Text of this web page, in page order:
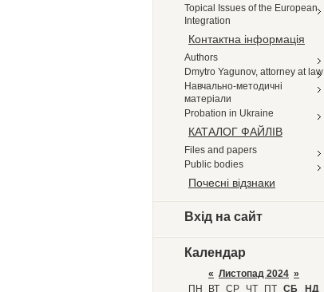
Topical Issues of the European
Integration
Контактна інформація
Authors
Dmytro Yagunov, attorney at law
Навчально-методичні
матеріали
Probation in Ukraine
КАТАЛОГ ФАЙЛІВ
Files and papers
Public bodies
Почесні відзнаки
Вхід на сайт
Календар
« Листопад 2024 »
ПН
ВТ СР ЧТ ПТ СБ
НД